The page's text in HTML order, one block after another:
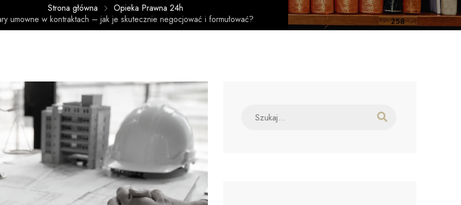
Strona główna
Opieka Prawna 24h
umowne w kontraktach – jak je skutecznie negocjować i formułować?